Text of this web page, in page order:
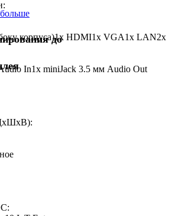
до
корпуса)1x HDMI1x VGA1x LAN2x
In1x miniJack 3.5 мм Audio Out